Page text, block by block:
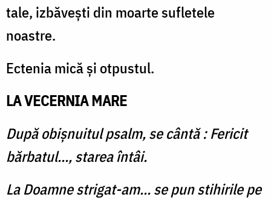
tale, izbăveşti din moarte sufletele
noastre.
Ectenia mică şi otpustul.
LA VECERNIA MARE
După obişnuitul psalm, se cântă : Fericit
bărbatul..., starea întâi.
La Doamne strigat-am... se pun stihirile pe